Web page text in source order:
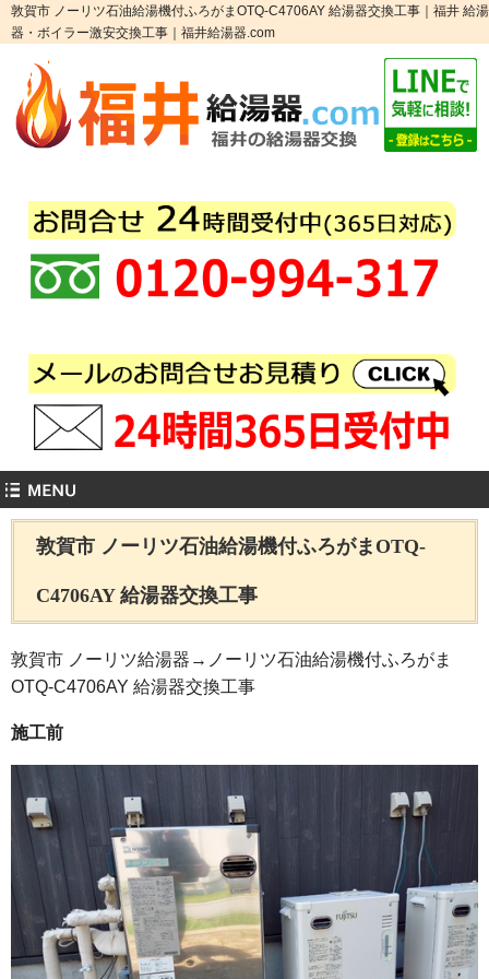
敦賀市 ノーリツ石油給湯機付ふろがまOTQ-C4706AY 給湯器交換工事｜福井 給湯
器・ボイラー激安交換工事｜福井給湯器.com
敦賀市 ノーリツ石油給湯機付ふろがまOTQ-
C4706AY 給湯器交換工事
敦賀市 ノーリツ給湯器→ノーリツ石油給湯機付ふろがま
OTQ-C4706AY 給湯器交換工事
施工前